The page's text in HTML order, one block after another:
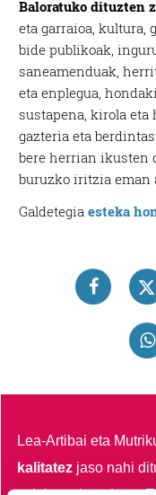
Baloratuko dituzten
eta garraioa, kultura,
bide publikoak,
saneamenduak,
eta enplegua,
sustapena, kirola
gazteria eta
bere herrian ikusten
buruzko iritzia eman
Galdetegiaesteka
Lea-Artibai eta
kalitatez jaso nahi